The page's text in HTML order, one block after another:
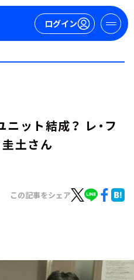
ログイン
ット結成？ レ・フ
土さん
この記事をシェア